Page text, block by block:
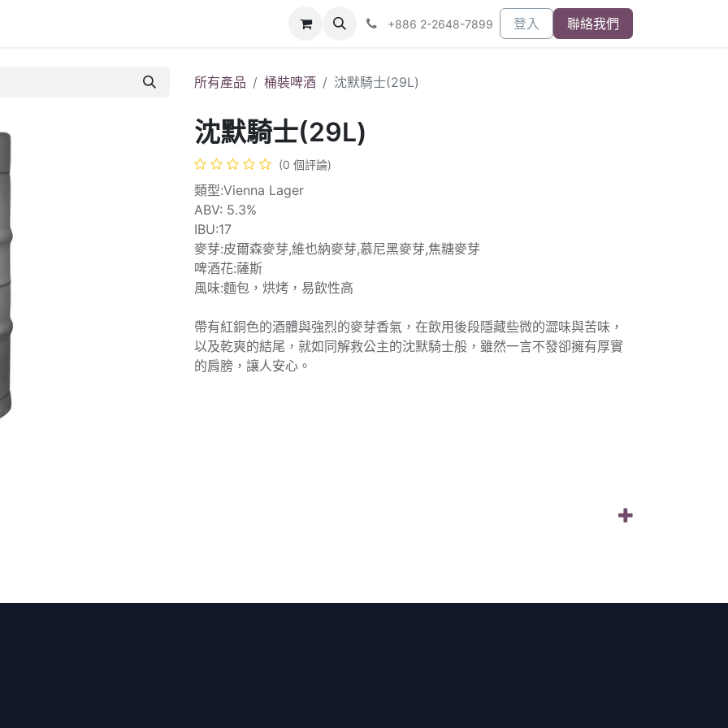
+886 2-2648-7899 登入 聯絡我們
所有產品 桶裝啤酒 沈默騎士(29L)
沈默騎士(29L)
(0 個評論)
類型:Vienna Lager
ABV: 5.3%
IBU:17
麥芽:皮爾森麥芽,維也納麥芽,慕尼黑麥芽,焦糖麥芽
啤酒花:薩斯
風味:麵包，烘烤，易飲性高
帶有紅銅色的酒體與強烈的麥芽香氣，在飲用後段隱藏些微的澀味與苦味，
以及乾爽的結尾，就如同解救公主的沈默騎士般，雖然一言不發卻擁有厚實
的肩膀，讓人安心。